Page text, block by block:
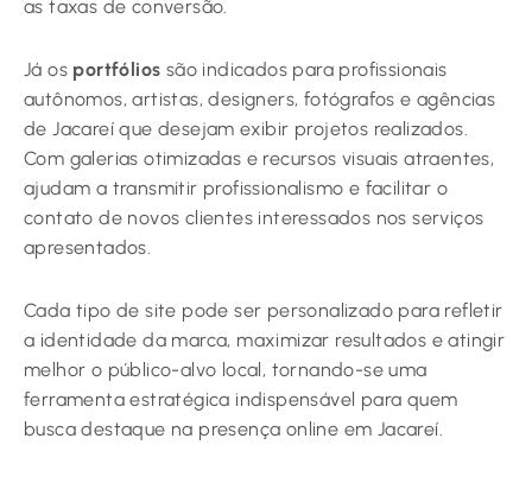
as taxas de conversão.
Já os portfólios são indicados para profissionais
autônomos, artistas, designers, fotógrafos e agências
de Jacareí que desejam exibir projetos realizados.
Com galerias otimizadas e recursos visuais atraentes,
ajudam a transmitir profissionalismo e facilitar o
contato de novos clientes interessados nos serviços
apresentados.
Cada tipo de site pode ser personalizado para refletir
a identidade da marca, maximizar resultados e atingir
melhor o público-alvo local, tornando-se uma
ferramenta estratégica indispensável para quem
busca destaque na presença online em Jacareí.